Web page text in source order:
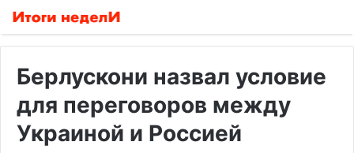
Берлускони назвал условие
для переговоров между
Украиной и Россией